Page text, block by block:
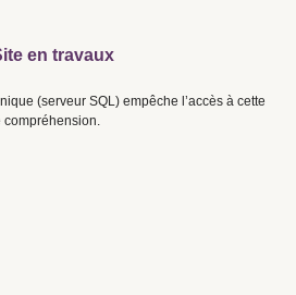
en travaux
(serveur SQL) empêche l’accès à cette